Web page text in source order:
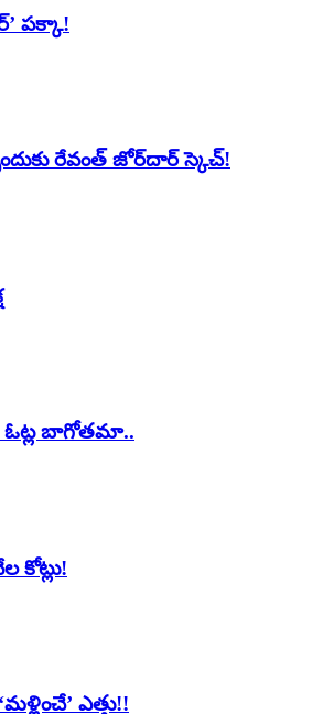
పక్కా!
రేవంత్​ జోర్​దార్​ స్కెచ్​​!
ఓట్ల బాగోతమా..
కోట్లు!
ఎత్తు!!